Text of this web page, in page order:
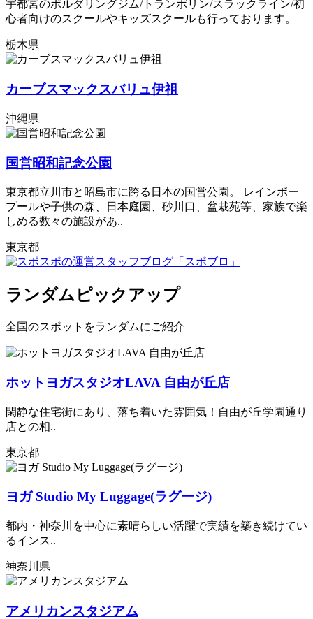
宇都宮のボルダリングジム/トランポリン/スラックライン/初
心者向けのスクールやキッズスクールも行っております。
栃木県
カーブスマックスバリュ伊祖
沖縄県
国営昭和記念公園
東京都立川市と昭島市に跨る日本の国営公園。 レインボー
プールや子供の森、日本庭園、砂川口、盆栽苑等、家族で楽
しめる数々の施設があ..
東京都
ランダムピックアップ
全国のスポットをランダムにご紹介
ホットヨガスタジオLAVA 自由が丘店
閑静な住宅街にあり、落ち着いた雰囲気！自由が丘学園通り
店との相..
東京都
ヨガ Studio My Luggage(ラグージ)
都内・神奈川を中心に素晴らしい活躍で実績を築き続けてい
るインス..
神奈川県
アメリカンスタジアム